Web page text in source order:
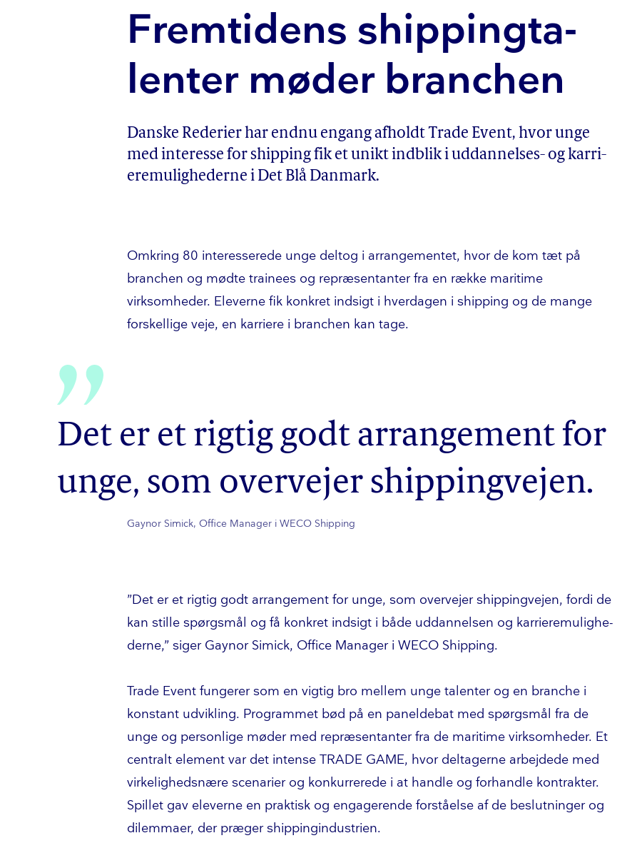
Fremtidens ship­ping­ta­
len­ter møder branchen
Danske Rederier har endnu engang afholdt Trade Event, hvor unge
med interesse for shipping fik et unikt indblik i uddannelses- og kar­ri­
e­re­mu­lig­he­der­ne i Det Blå Danmark.
Omkring 80 interesserede unge deltog i arrangementet, hvor de kom tæt på
branchen og mødte trainees og repræsentanter fra en række maritime
virksomheder. Eleverne fik konkret indsigt i hverdagen i shipping og de mange
forskellige veje, en karriere i branchen kan tage.
Det er et rigtig godt arrangement for
unge, som overvejer shippingvejen.
Gaynor Simick, Office Manager i WECO Shipping
”Det er et rigtig godt arrangement for unge, som overvejer shippingvejen, fordi de
kan stille spørgsmål og få konkret indsigt i både uddannelsen og kar­ri­e­re­mu­lig­he­
der­ne,” siger Gaynor Simick, Office Manager i WECO Shipping.
Trade Event fungerer som en vigtig bro mellem unge talenter og en branche i
konstant udvikling. Programmet bød på en paneldebat med spørgsmål fra de
unge og personlige møder med repræsentanter fra de maritime virksomheder. Et
centralt element var det intense TRADE GAME, hvor deltagerne arbejdede med
vir­ke­lig­hedsnæ­re scenarier og konkurrerede i at handle og forhandle kontrakter.
Spillet gav eleverne en praktisk og engagerende forståelse af de beslutninger og
dilemmaer, der præger ship­pin­gin­du­stri­en.